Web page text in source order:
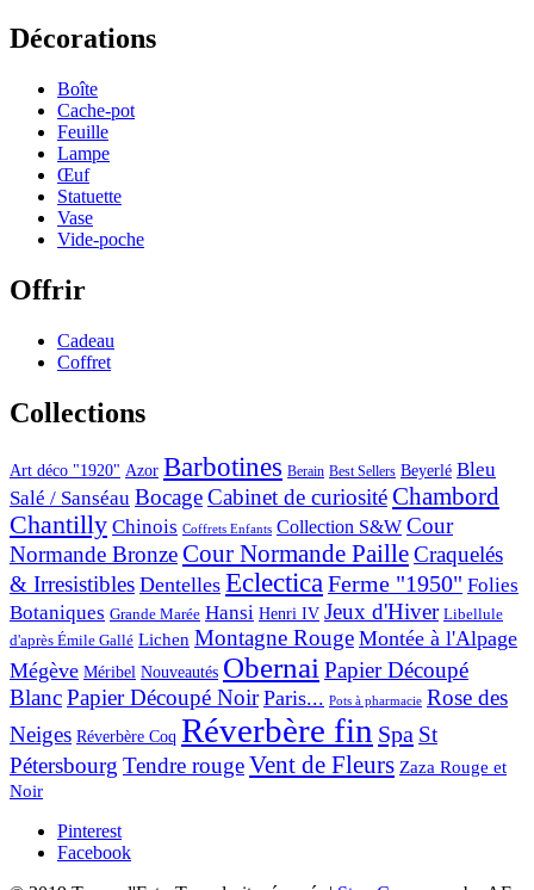
Décorations
Boîte
Cache-pot
Feuille
Lampe
Œuf
Statuette
Vase
Vide-poche
Offrir
Cadeau
Coffret
Collections
Art déco "1920" Azor Barbotines Berain Best Sellers Beyerlé Bleu
Salé / Sanséau BocageCabinet de curiositéChambord
Chantilly Chinois Coffrets Enfants Collection S&W Cour
Normande BronzeCour Normande PailleCraquelés
& Irresistibles Dentelles EclecticaFerme "1950" Folies
Botaniques Grande Marée Hansi Henri IV Jeux d'Hiver Libellule
d'après Émile Gallé Lichen Montagne Rouge Montée à l'Alpage
Mégève Méribel Nouveautés ObernaiPapier Découpé
BlancPapier Découpé Noir Paris... Pots à pharmacie Rose des
Neiges Réverbère Coq Réverbère fin Spa St
Pétersbourg Tendre rougeVent de Fleurs Zaza Rouge et
Noir
Pinterest
Facebook